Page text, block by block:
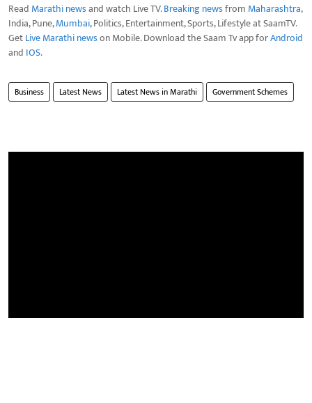
Read Marathi newsand watch Live TV.Breaking newsfrom Maharashtra,
India, Pune,Mumbai, Politics, Entertainment, Sports, Lifestyle at SaamTV.
GetLive Marathi newson Mobile. Download the Saam Tv app forAndroid
and IOS.
Business Latest News Latest News in Marathi Government Schemes